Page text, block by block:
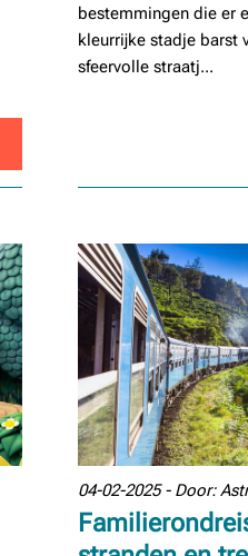
bestemmingen die er
kleurrijke stadje barst
sfeervolle straatj...
04-02-2025 - Door: